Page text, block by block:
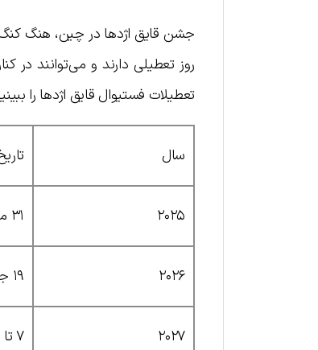
جشن قایق اژدها در چین، هنگ
روز تعطیلی دارند و می‌توانند در
تعطیلات فستیوال قایق اژدها را
سال
۲۰۲۵ ۳۱ می تا ۲ جون
۲۰۲۶ ۱۹ جون
۲۰۲۷ ۷ تا ۹ جون